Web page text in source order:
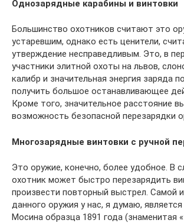
Однозарядные карабины и винтовки
Большинство охотников считают это
устаревшим, однако есть ценители,
утверждение несправедливым. Это, в
участники элитной охоты на львов,
калибр и значительная энергия заряда
получить большое останавливающее
Кроме того, значительное расстояние
возможность безопасной перезарядки
Многозарядные винтовки с ручной
Это оружие, конечно, более удобное. В
охотник может быстро перезарядить
произвести повторный выстрел. Самой
данного оружия у нас, я думаю,
Мосина образца 1891 года (знаменитая